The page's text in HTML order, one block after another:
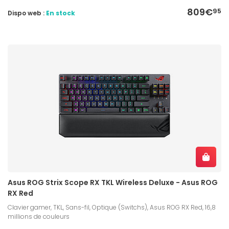
809€95
Dispo web : En stock
Asus ROG Strix Scope RX TKL Wireless Deluxe - Asus ROG
RX Red
Clavier gamer, TKL, Sans-fil, Optique (Switchs), Asus ROG RX Red, 16,8
millions de couleurs